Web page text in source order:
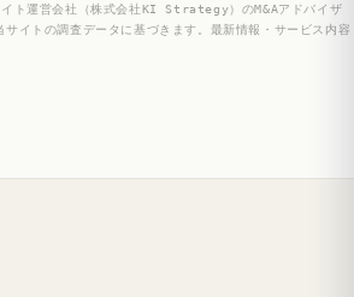
ト運営会社（株式会社KI Strategy）のM&Aアドバイザ
サイトの調査データに基づきます。最新情報・サービス内容